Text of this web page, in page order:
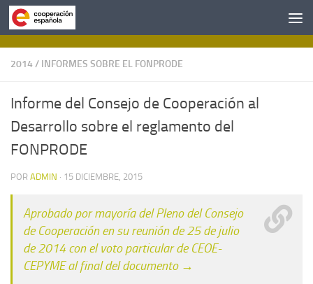
Saltar al contenido
2014/ INFORMES SOBRE EL FONPRODE
Informe del Consejo de Cooperación al
Desarrollo sobre el reglamento del
FONPRODE
POR ADMIN · 15 DICIEMBRE, 2015
Aprobado por mayoría del Pleno del Consejo
de Cooperación en su reunión de 25 de julio
de 2014 con el voto particular de CEOE-
CEPYME al final del documento →